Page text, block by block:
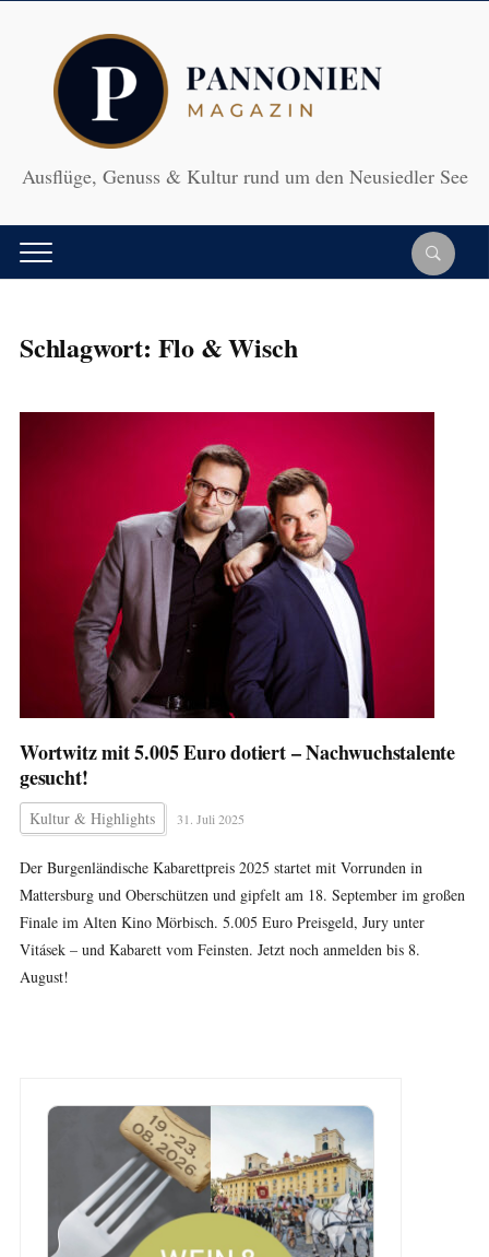
Ausflüge, Genuss & Kultur rund um den Neusiedler See
Schlagwort: Flo & Wisch
Wortwitz mit 5.005 Euro dotiert – Nachwuchstalente
gesucht!
Kultur & Highlights 31. Juli 2025
Der Burgenländische Kabarettpreis 2025 startet mit Vorrunden in
Mattersburg und Oberschützen und gipfelt am 18. September im großen
Finale im Alten Kino Mörbisch. 5.005 Euro Preisgeld, Jury unter
Vitásek – und Kabarett vom Feinsten. Jetzt noch anmelden bis 8.
August!